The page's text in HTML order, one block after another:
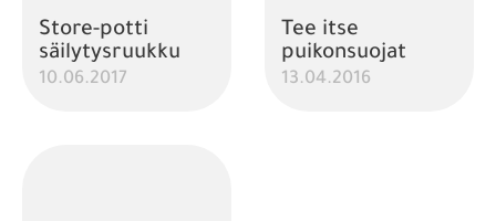
Store-potti
säilytysruukku
10.06.2017
Tee itse
puikonsuojat
13.04.2016